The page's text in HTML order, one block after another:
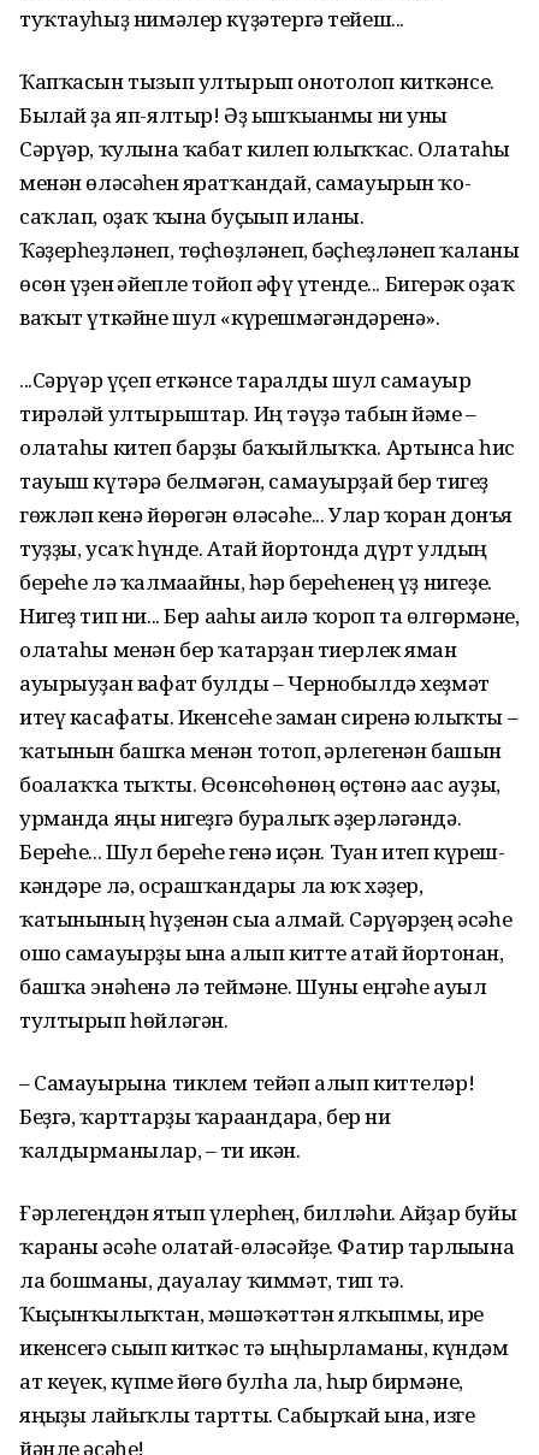
туҡтауһыҙ нимәлер күҙәтергә тейеш...
Ҡапҡасын тызып ултырып онотолоп киткәнсе.
Былай ҙа яп-ялтыр! Әҙ ышҡығанмы ни уны
Сәрүәр, ҡулына ҡабат килеп юлыҡҡас. Олатаһы
менән өләсәһен яратҡандай, самауырын ҡо­
саҡлап, оҙаҡ ҡына буҫығып иланы.
Ҡәҙерһеҙләнеп, төҫһөҙләнеп, бәҫһеҙ­ләнеп ҡалғаны
өсөн үҙен ғәйепле тойоп ғәфү үтенде... Бигерәк оҙаҡ
ваҡыт үткәйне шул «күрешмәгән­дәренә».
...Сәрүәр үҫеп еткәнсе таралды шул самауыр
тирәләй ултырыштар. Иң тәү­ҙә табын йәме –
олатаһы китеп барҙы баҡыйлыҡҡа. Артынса һис
тауыш күтәрә белмәгән, самауырҙай бер тигеҙ
гөжләп кенә йөрөгән өләсәһе... Улар ҡорған донъя
туҙҙы, усаҡ һүнде. Атай йортонда дүрт улдың
береһе лә ҡалмағайны, һәр береһенең үҙ нигеҙе.
Нигеҙ тип ни... Бер ағаһы ғаилә ҡороп та өлгөрмәне,
олатаһы менән бер ҡатарҙан тиерлек яман
ауырыуҙан вафат булды – Чернобылдә хеҙмәт
итеү касафаты. Икенсеһе заман сиренә юлыҡты –
ҡатынын башҡа менән тотоп, ғәрлегенән башын
боға­лаҡҡа тыҡты. Өсөнсөһөнөң өҫтөнә ағас ауҙы,
урманда яңы нигеҙгә буралыҡ әҙерләгәндә.
Береһе... Шул береһе генә иҫән. Туған итеп күреш­
кәндәре лә, осрашҡандары ла юҡ хәҙер,
ҡатынының һүҙенән сыға алмай. Сәрүәрҙең әсәһе
ошо самауырҙы ғына алып китте атай йортонан,
башҡа энәһенә лә теймәне. Шуны еңгәһе ауыл
тултырып һөйләгән.
– Самауырына тиклем тейәп алып киттеләр!
Беҙгә, ҡарттарҙы ҡараған­дарға, бер ни
ҡалдырманылар, – ти икән.
Ғәрлегеңдән ятып үлерһең, бил­ләһи. Айҙар буйы
ҡараны әсәһе олатай-өләсәйҙе. Фатир тарлығына
ла бошманы, дауалау ҡиммәт, тип тә.
Ҡыҫынҡылыҡтан, мәшәҡәттән ялҡып­мы, ире
икенсегә сығып киткәс тә ыңһырламаны, күндәм
ат кеүек, күпме йөгө булһа ла, һыр бирмәне,
яңғыҙы лайыҡлы тартты. Сабырҡай ғына, изге
йәнле әсәһе!